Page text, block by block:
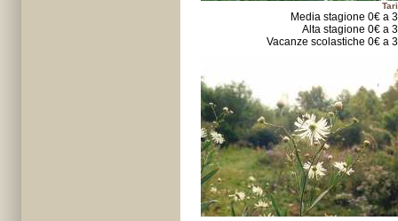
Media stagione 0€ a
Alta stagione 0€ a
Vacanze scolastiche 0€ a